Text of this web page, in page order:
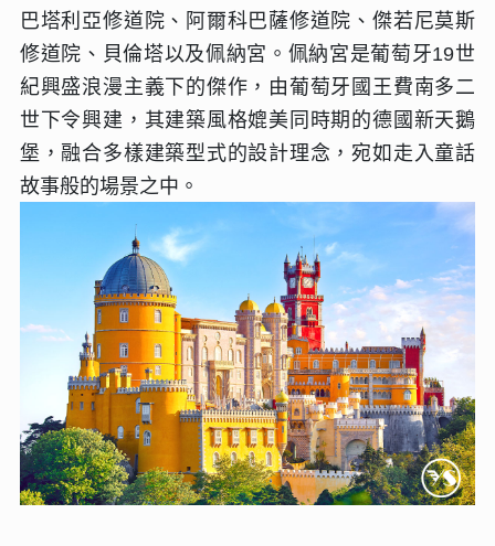
巴塔利亞修道院、阿爾科巴薩修道院、傑若尼莫斯
修道院、貝倫塔以及佩納宮。佩納宮是葡萄牙19世
紀興盛浪漫主義下的傑作，由葡萄牙國王費南多二
世下令興建，其建築風格媲美同時期的德國新天鵝
堡，融合多樣建築型式的設計理念，宛如走入童話
故事般的場景之中。